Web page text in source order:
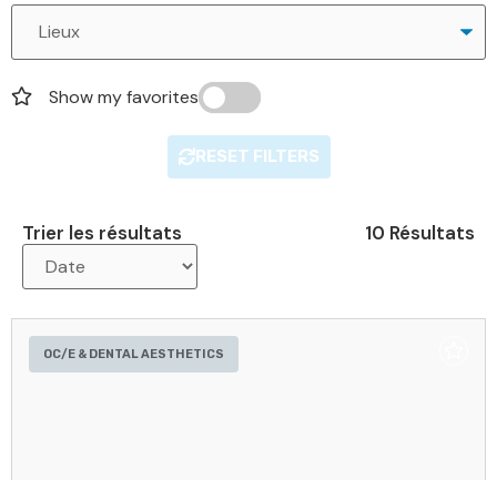
Show my favorites
RESET FILTERS
Trier les résultats 10 Résultats
OC/E & DENTAL AESTHETICS